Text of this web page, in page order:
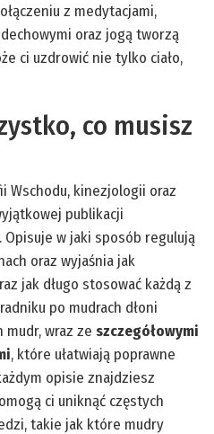
z medytacjami,
oraz jogą tworzą
ci uzdrowić nie tylko ciało,
co musisz
Wschodu, kinezjologii oraz
publikacji
w jaki sposób regulują
oraz wyjaśnia jak
jak długo stosować każdą z
po mudrach dłoni
mudr, wraz ze szczegółowymi
, które ułatwiają poprawne
opisie znajdziesz
ci uniknąć częstych
takie jak które mudry